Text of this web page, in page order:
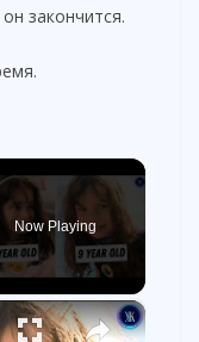
закончится.
Now Playing
×